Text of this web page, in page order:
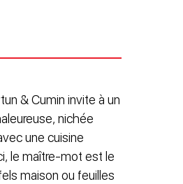
& Cumin invite à un
nichée
une cuisine
le maître-mot est le
maison ou feuilles